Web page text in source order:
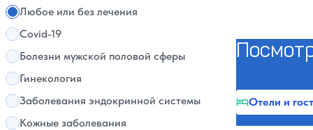
Любое или без лечения
Covid-19
Болезни мужской половой сферы
Гинекология
Заболевания эндокринной системы
Кожные заболевания
Отели и